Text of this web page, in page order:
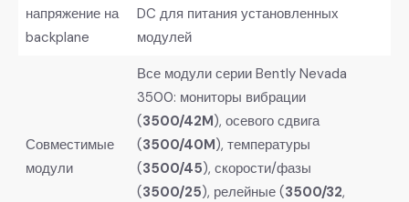
напряжение на
backplane
DC для питания установленных
модулей
Совместимые
модули
Все модули серии Bently Nevada
3500: мониторы вибрации
(3500/42M), осевого сдвига
(3500/40M), температуры
(3500/45), скорости/фазы
(3500/25), релейные (3500/32,